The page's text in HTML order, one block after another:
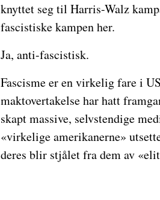
knyttet seg til Harris-Walz
fascistiske kampen her.
Ja, anti-fascistisk.
Fascisme er en virkelig fare i
maktovertakelse har hatt
skapt massive, selvstendige
«virkelige amerikanerne»
deres blir stjålet fra dem av